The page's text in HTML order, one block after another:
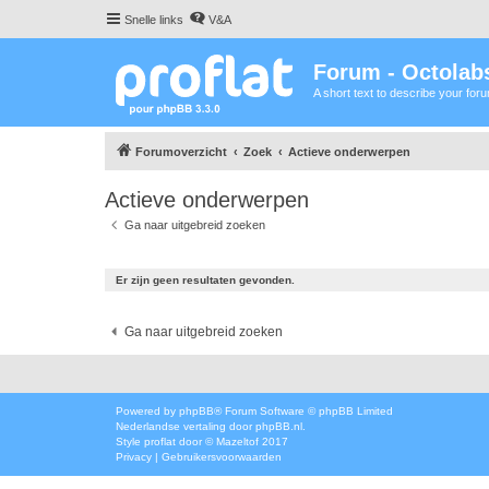
Snelle links V&A
Forum -
A short text to describe your
Forumoverzicht Zoek Actieve onderwerpen
Actieve onderwerpen
Ga naar uitgebreid zoeken
Er zijn geen resultaten gevonden.
Ga naar uitgebreid zoeken
Powered by phpBB® Forum Software © phpBB Limited
Nederlandse vertaling door phpBB.nl
Style proflat door ©Mazeltof 2017
Privacy | Gebruikersvoorwaarden